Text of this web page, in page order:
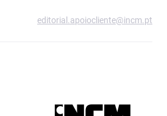
editorial.apoiocliente@incm.pt